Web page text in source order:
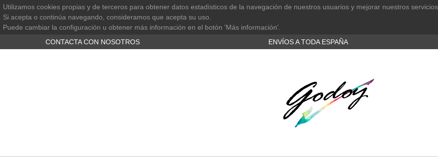
Utilizamos cookies propias y de terceros para obtener datos estadísticos de la navegación de nuestros usuarios y mejorar nuestros
Si acepta o continúa navegando, consideramos que acepta su uso.
Puede cambiar la configuración u obtener más información en el botón 'Más información'.
CONTACTA CON NOSOTROS
ENVÍOS A TODA ESPAÑA